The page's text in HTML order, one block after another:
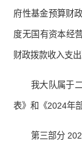
府性基金预算财
度无国有资本经
财政拨款收入支
我大队属于
表》和《2024年
第三部分